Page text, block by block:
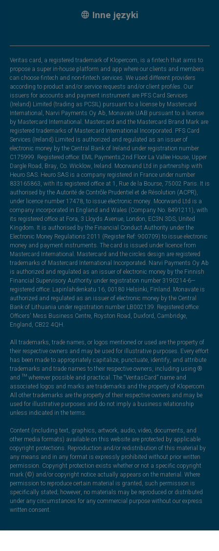
Inne języki
Veritas card, a registered trademark of Klopercom, is a fintech that aims to
propose a super in-house platform and app where our clients and members
can choose fintech and non-fintech services. We used different providers
according to product and/or service requests and/or client profiles. Our
issuers for accounts and payment instrument are PFS Card Services
(Ireland) Limited (trading as PCSIL) pursuant to a license by Mastercard
International, Narvi Payments Oy Ab, Monavate UAB pursuant to a license
by Mastercard International. Mastercard and the Mastercard Brand Mark are
registered trademarks of Mastercard International Incorporated. PFS Card
Services (Ireland) Limited is authorized and regulated as an issuer of
electronic money by the Central Bank of Ireland under registration number
C175999. Registered office: EML Payments,2nd Floor La Vallee House, Upper
Dargle Road, Bray, Co. Wicklow, Ireland. Moorwand Ltd in partnership with
Heuro SAS. Heuro SAS is a company registered in France under number
833165863, with its registered office at 1, Rue de la Bourse, 75002 Paris. It is
authorised by the Autorité de Contrôle Prudentiel et de Résolution (ACPR),
under licence number 17478, to issue electronic money. Moorwand Ltd is a
company incorporated in England and Wales (Company No. 8491211), with
its registered office at Fora, 3 Lloyds Avenue, London, EC3N 3DS, United
Kingdom. It is authorised by the Financial Conduct Authority under the
Electronic Money Regulations 2011 (Register Ref: 900709) to issue electronic
money and payment instruments. The card is issued under licence from
Mastercard International. Mastercard and the circles design are registered
trademarks of Mastercard International Incorporated. Narvi Payments Oy Ab
is authorized and regulated as an issuer of electronic money by the Finnish
Financial Supervisory Authority under registration number 3190214-6—
registered office: Lapinlahdenkatu 16, 00180 Helsinki, Finland. Monavate is
authorized and regulated as an issuer of electronic money by the Central
Bank of Lithuania under registration number LB002139. Registered office:
Officers' Mess Business Centre, Royston Road, Duxford, Cambridge,
England, CB22 4QH.
All trademarks, trade names, or logos mentioned or used are the property of
their respective owners and may be used for illustrative purposes. Every effort
has been made to appropriately capitalize, punctuate, identify, and attribute
trademarks and trade names to their respective owners, including using ®
and ™ wherever possible and practical. The “VeritasCard” name and
associated logos and marks are trademarks and the property of Klopercom.
All other trademarks are the property of their respective owners and may be
used for illustrative purposes and do not imply a business relationship
unless indicated in the terms.
Content (including text, graphics, artwork, audio, video, documents, and
other media formats) available on this website are protected by applicable
copyright protections. Reproduction and/or redistribution of this material by
any means and in any format is expressly prohibited without prior written
permission. Copyright protection exists whether or not a specific copyright
mark (©) and/or copyright notice actually appears on the material. Where
permission to reproduce certain material is granted, such permission is
specifically stated; however, no materials may be reproduced or distributed
under any circumstances for any commercial purpose without our express
written consent.